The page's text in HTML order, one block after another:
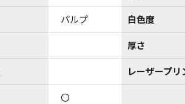
パルプ 白色度
厚さ
レーザープ
〇